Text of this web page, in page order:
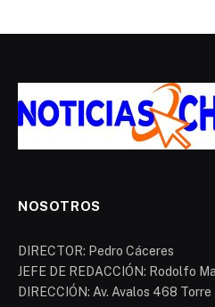
NOSOTROS
DIRECTOR: Pedro Cáceres
JEFE DE REDACCIÓN: Rodolfo
DIRECCIÓN: Av. Avalos 468